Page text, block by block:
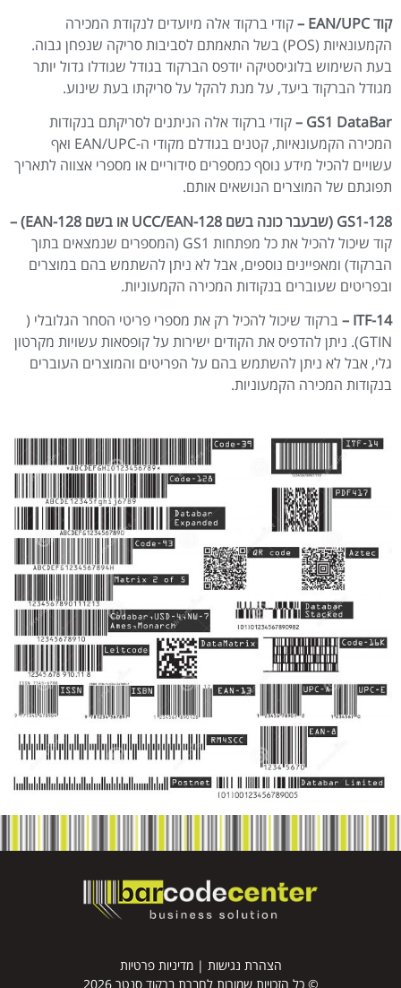
קוד EAN/UPC –
קודי ברקוד אלה מיועדים לנקודת המכירה
הקמעונאיות (POS) בשל התאמתם לסביבות סריקה שנפחן גבוה.
בעת השימוש בלוגיסטיקה יודפס הברקוד בגודל שגודלו גדול יותר
מגודל הברקוד ביעד, על מנת להקל על סריקתו בעת שינוע.
GS1 DataBar
–קודי ברקוד אלה הניתנים לסריקתם בנקודות
המכירה הקמעונאיות, קטנים בגודלם מקודי ה-EAN/UPC ואף
עשויים להכיל מידע נוסף כמספרים סידוריים או מספרי אצווה לתאריך
תפוגתם של המוצרים הנושאים אותם.
GS1-128 (שבעבר כונה בשם UCC/EAN-128 או בשם EAN-128
) –
קוד שיכול להכיל את כל מפתחות GS1 (המספרים שנמצאים בתוך
הברקוד) ומאפיינים נוספים, אבל לא ניתן להשתמש בהם במוצרים
ובפריטים שעוברים בנקודות המכירה הקמעוניות.
ITF-14
–ברקוד שיכול להכיל רק את מספרי פריטי הסחר הגלובלי (
GTIN). ניתן להדפיס את הקודים ישירות על קופסאות עשויות מקרטון
גלי, אבל לא ניתן להשתמש בהם על הפריטים והמוצרים העוברים
בנקודות המכירה הקמעוניות.
הצהרת נגישות |מדיניות פרטיות
© כל הזכויות שמורות לחברת ברקוד סנטר 2026